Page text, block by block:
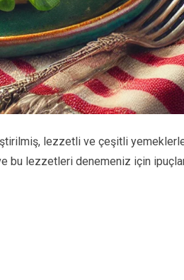
lezzetli ve çeşitli
lezzetleri denemeniz için